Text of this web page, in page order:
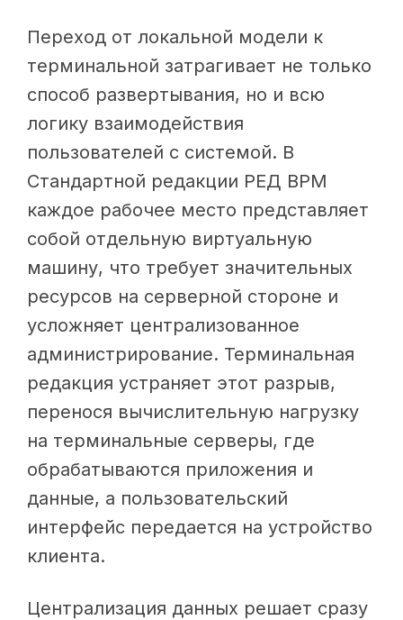
Переход от локальной модели к
терминальной затрагивает не только
способ развертывания, но и всю
логику взаимодействия
пользователей с системой. В
Стандартной редакции РЕД ВРМ
каждое рабочее место представляет
собой отдельную виртуальную
машину, что требует значительных
ресурсов на серверной стороне и
усложняет централизованное
администрирование. Терминальная
редакция устраняет этот разрыв,
перенося вычислительную нагрузку
на терминальные серверы, где
обрабатываются приложения и
данные, а пользовательский
интерфейс передается на устройство
клиента.
Централизация данных решает сразу